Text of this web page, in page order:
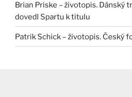
Brian Priske – životopis. Dánský
dovedl Spartu k titulu
Patrik Schick – životopis. Český